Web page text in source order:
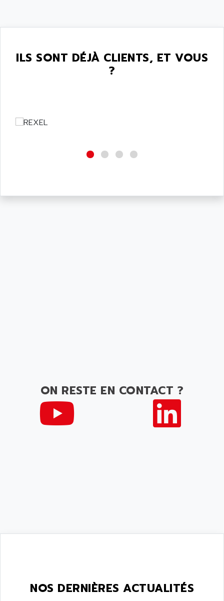
ILS SONT DÉJÀ CLIENTS, ET VOUS
?
ON RESTE EN CONTACT ?
NOS DERNIÈRES ACTUALITÉS